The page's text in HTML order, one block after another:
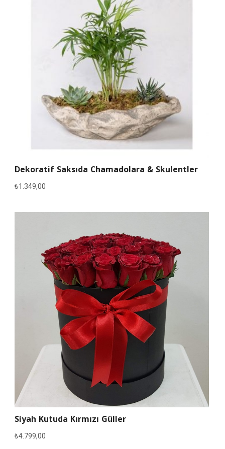
Dekoratif Saksıda Chamadolara & Skulentler
₺1.349,00
Siyah Kutuda Kırmızı Güller
₺4.799,00